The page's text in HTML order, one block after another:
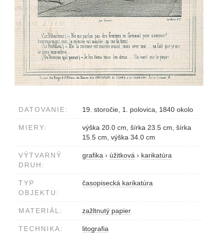
DATOVANIE: 19. storočie, 1. polovica, 1840 okolo
MIERY:
výška 20.0 cm, šírka 23.5 cm, šírka
15.5 cm, výška 34.0 cm
VÝTVARNÝ
DRUH:
grafika › úžitková › karikatúra
TYP
OBJEKTU:
časopisecká karikatúra
MATERIÁL: zažltnutý papier
TECHNIKA: litografia